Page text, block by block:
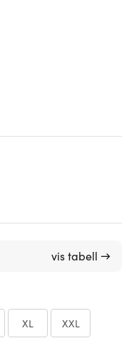
vis tabell →
XL XXL